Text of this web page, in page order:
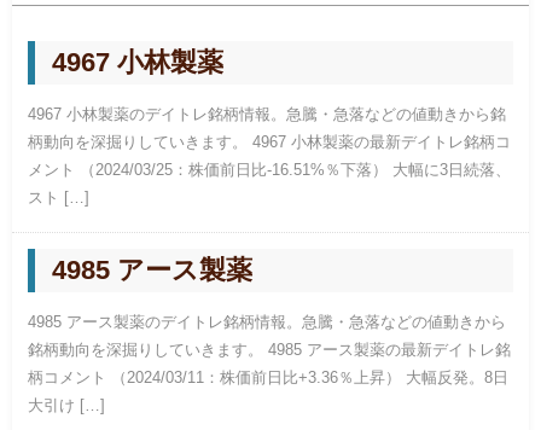
4967 小林製薬
4967 小林製薬のデイトレ銘柄情報。急騰・急落などの値動きから銘
柄動向を深掘りしていきます。 4967 小林製薬の最新デイトレ銘柄コ
メント （2024/03/25：株価前日比-16.51%％下落） 大幅に3日続落、
スト […]
4985 アース製薬
4985 アース製薬のデイトレ銘柄情報。急騰・急落などの値動きから
銘柄動向を深掘りしていきます。 4985 アース製薬の最新デイトレ銘
柄コメント （2024/03/11：株価前日比+3.36％上昇） 大幅反発。8日
大引け […]